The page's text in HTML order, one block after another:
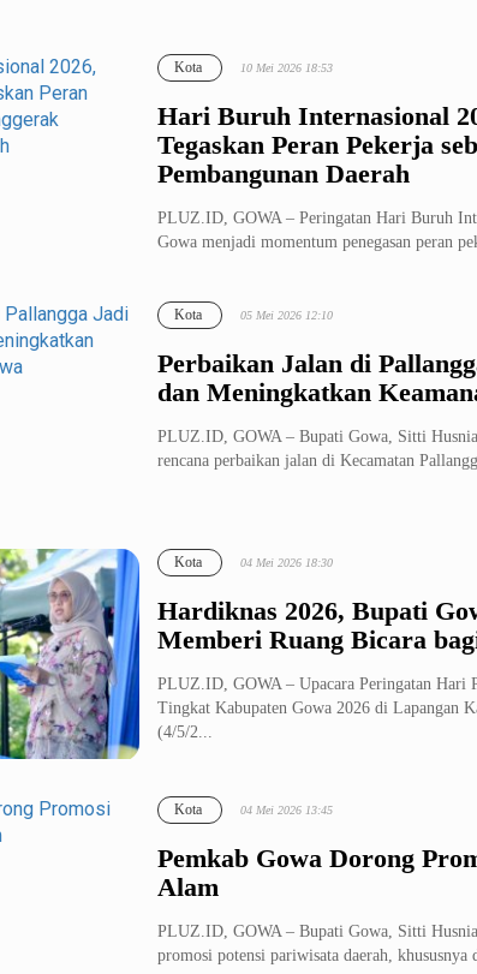
Hari Buruh Internasional
Tegaskan Peran Pekerja
Pembangunan Daerah
Kota 10 Mei 2026 18:53
PLUZ.ID, GOWA – Peringatan Hari Buruh
Gowa menjadi momentum penegasan peran
Perbaikan Jalan di
dan Meningkatkan
Kota 05 Mei 2026 12:10
PLUZ.ID, GOWA – Bupati Gowa, Sitti
rencana perbaikan jalan di Kecamatan
Hardiknas 2026, Bupati
Memberi Ruang Bicara
Kota 04 Mei 2026 18:30
PLUZ.ID, GOWA – Upacara Peringatan Hari
Tingkat Kabupaten Gowa 2026 di Lapangan
(4/5/2...
Pemkab Gowa Dorong
Alam
Kota 04 Mei 2026 13:45
PLUZ.ID, GOWA – Bupati Gowa, Sitti
promosi potensi pariwisata daerah, khususnya